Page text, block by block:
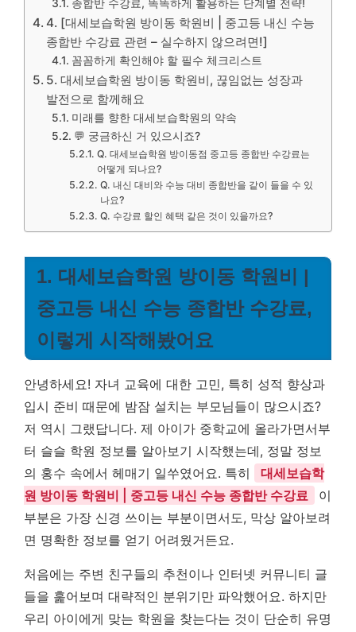
종합반 수강료, 똑똑하게 활용하는 단계별 전략!
4. [대세보습학원 방이동 학원비 | 중고등 내신 수능
종합반 수강료 관련 – 실수하지 않으려면!]
꼼꼼하게 확인해야 할 필수 체크리스트
5. 대세보습학원 방이동 학원비, 끊임없는 성장과
발전으로 함께해요
미래를 향한 대세보습학원의 약속
💬 궁금하신 거 있으시죠?
Q. 대세보습학원 방이동점 중고등 종합반 수강료는
어떻게 되나요?
Q. 내신 대비와 수능 대비 종합반을 같이 들을 수 있
나요?
Q. 수강료 할인 혜택 같은 것이 있을까요?
1. 대세보습학원 방이동 학원비 |
중고등 내신 수능 종합반 수강료,
이렇게 시작해봤어요
안녕하세요! 자녀 교육에 대한 고민, 특히 성적 향상과
입시 준비 때문에 밤잠 설치는 부모님들이 많으시죠?
저 역시 그랬답니다. 제 아이가 중학교에 올라가면서부
터 슬슬 학원 정보를 알아보기 시작했는데, 정말 정보
의 홍수 속에서 헤매기 일쑤였어요. 특히
대세보습학
원 방이동 학원비 | 중고등 내신 수능 종합반 수강료
이
부분은 가장 신경 쓰이는 부분이면서도, 막상 알아보려
면 명확한 정보를 얻기 어려웠거든요.
처음에는 주변 친구들의 추천이나 인터넷 커뮤니티 글
들을 훑어보며 대략적인 분위기만 파악했어요. 하지만
우리 아이에게 맞는 학원을 찾는다는 것이 단순히 유명